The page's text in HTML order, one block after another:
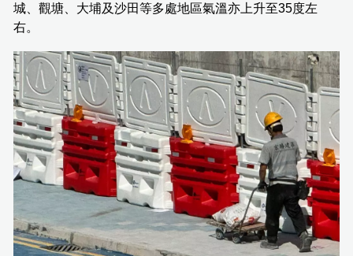
城、觀塘、大埔及沙田等多處地區氣溫亦上升至35度左
右。